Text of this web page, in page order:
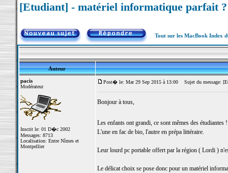
[Etudiant] - matériel informatique parfait ?
Tout sur les MacBook Index
Auteur
pacis
Modérateur
Inscrit le: 01 D�c 2002
Messages: 8713
Localisation: Entre Nîmes et
Montpellier
Post� le: Mar 29 Sep 2015 à 13:00 Sujet du message:
Bonjour à tous,
Les enfants ont grandi, ce sont mêmes des étudiantes
L'une en fac de bio, l'autre en prépa littéraire.
Leur lourd pc portable offert par la région ( Lordi )
Le délicat choix se pose donc pour un matériel